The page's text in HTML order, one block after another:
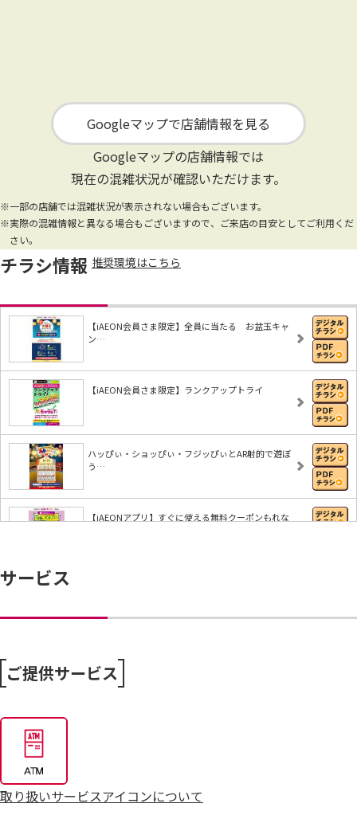
Googleマップで店舗情報を見る
Googleマップの店舗情報では
現在の混雑状況が確認いただけます。
※一部の店舗では混雑状況が表示されない場合もございます。
※実際の混雑情報と異なる場合もございますので、ご来店の目安としてご利用くだ
さい。
チラシ情報 推奨環境はこちら
【iAEON会員さま限定】全員に当たる お盆玉キャ
ン…
【iAEON会員さま限定】ランクアップトライ
ハッぴぃ・ショッぴぃ・フジッぴぃとAR射的で遊ぼ
う…
【iAEONアプリ】すぐに使える無料クーポンもれな
サービス
ご提供サービス
取り扱いサービスアイコンについて